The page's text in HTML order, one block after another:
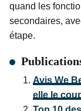
quand les
secondaires,
étape.
Avis We
elle le